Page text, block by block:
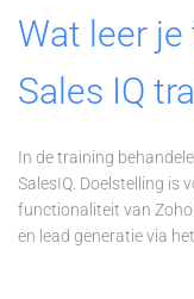
Wat leer
Sales IQ
In de training
SalesIQ. Doelstelling is
functionaliteit van Zoho
en lead generatie via